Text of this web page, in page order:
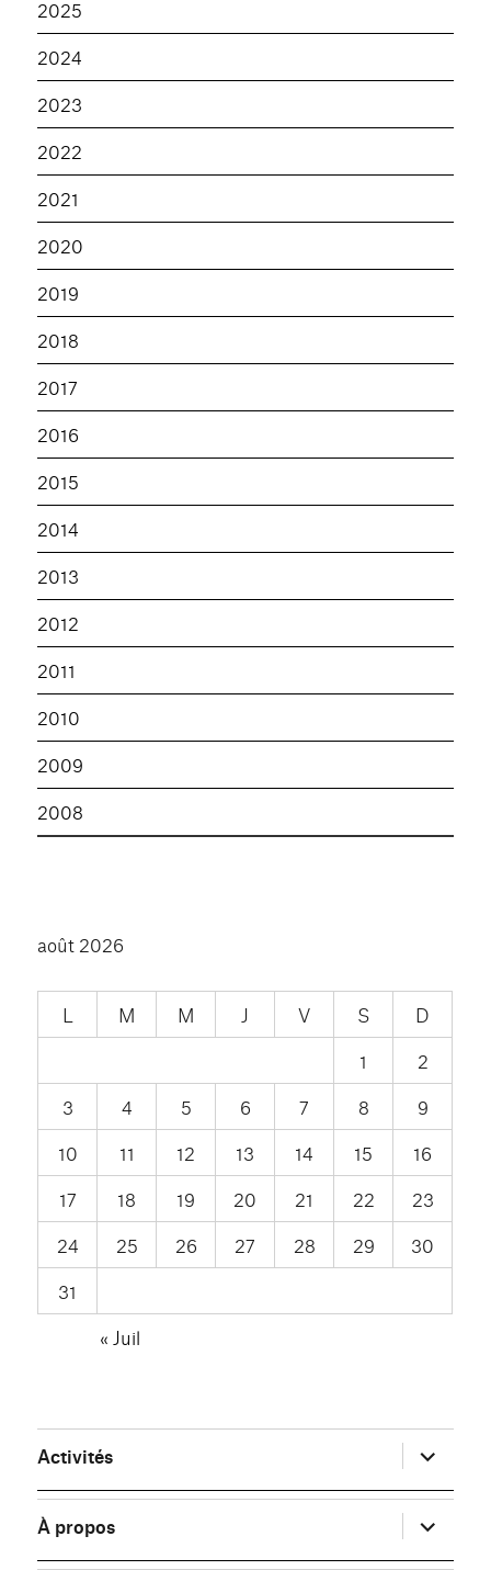
2025
2024
2023
2022
2021
2020
2019
2018
2017
2016
2015
2014
2013
2012
2011
2010
2009
2008
août 2026
L M M J V S
D
1
2
3
4 5 6 7 8
9
10
11 12 13 14 15
16
17
18 19 20 21 22
23
24
25 26 27 28 29
30
31
« Juil
Activités ouvrir
le
sous-
menu
À propos
ouvrir
le
sous-